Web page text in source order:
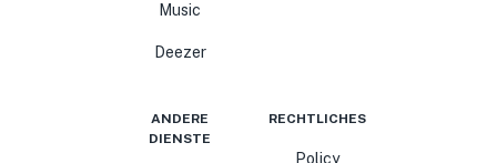
Music
Deezer
ANDERE
DIENSTE
RECHTLICHES
Policy